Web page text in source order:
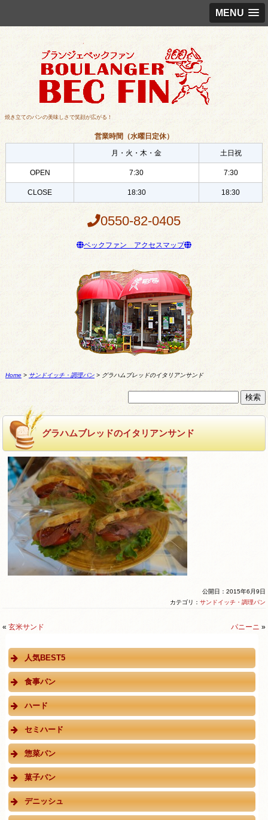
MENU
焼き立てのパンの美味しさで笑顔が広がる！
営業時間（水曜日定休）
月・火・木・金
土日祝
OPEN 7:30 7:30
CLOSE 18:30 18:30
0550-82-0405
ベックファン アクセスマップ
Home> サンドイッチ・調理パン> グラハムブレッドのイタリアンサンド
グラハムブレッドのイタリアンサンド
公開日：2015年6月9日
カテゴリ： サンドイッチ・調理パン
«玄米サンド パニーニ »
人気BEST5
食事パン
ハード
セミハード
惣菜パン
菓子パン
デニッシュ